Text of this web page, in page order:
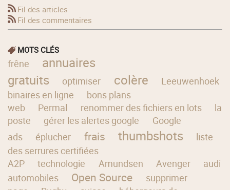
Fil des articles
Fil des commentaires
MOTS CLÉS
frêne
annuaires
gratuits
optimiser colère
Leeuwenhoek
binaires en ligne
bons plans
web
Permal renommer des fichiers en lots
la
poste
gérer les alertes google
Google
ads
éplucher frais thumbshots
liste
des serrures certifiées
A2P
technologie Amundsen Avenger
audi
automobiles
Open Source
supprimer